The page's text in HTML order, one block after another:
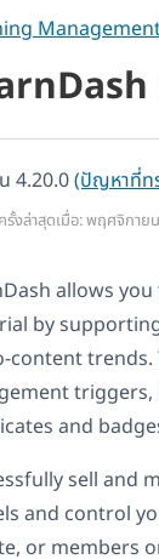
4.20.0(ปัญหาที่ท
งล่าสุดเมื่อ: พฤศจิกาย
allows
by
content trends.
and
sell and
and control
or members